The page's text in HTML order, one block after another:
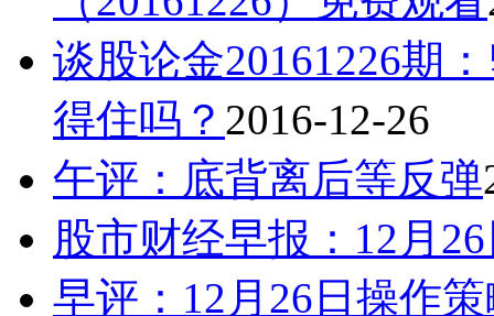
谈股论金20161226期
得住吗？ 2016-12-26
午评：底背离后等反弹
股市财经早报：12月
早评：12月26日操作